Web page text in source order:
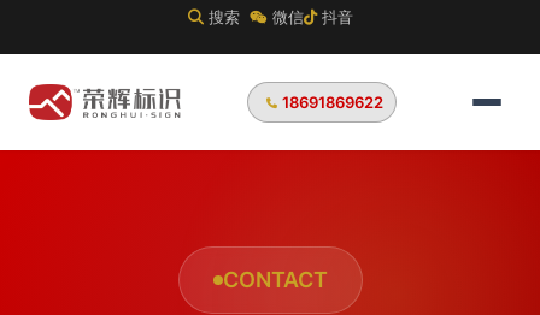
搜索 微信 抖音
18691869622
CONTACT